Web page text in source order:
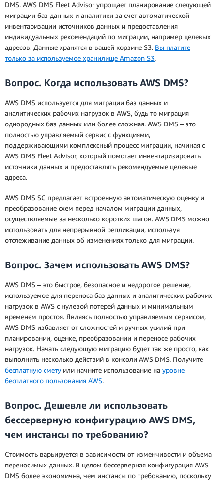
DMS. AWS DMS Fleet Advisor упрощает планирование следующей
миграции баз данных и аналитики за счет автоматической
инвентаризации источников данных и предоставления
индивидуальных рекомендаций по миграции, например целевых
адресов. Данные хранятся в вашей корзине S3. Вы платите
только за используемое хранилище Amazon S3.
Вопрос. Когда использовать AWS DMS?
AWS DMS используется для миграции баз данных и
аналитических рабочих нагрузок в AWS, будь то миграция
однородных баз данных или более сложная. AWS DMS – это
полностью управляемый сервис с функциями,
поддерживающими комплексный процесс миграции, начиная с
AWS DMS Fleet Advisor, который помогает инвентаризировать
источники данных и предоставлять рекомендуемые целевые
адреса.
AWS DMS SC предлагает встроенную автоматическую оценку и
преобразование схем перед началом миграции данных,
осуществляемые за несколько коротких шагов. AWS DMS можно
использовать для непрерывной репликации, используя
отслеживание данных об изменениях только для миграции.
Вопрос. Зачем использовать AWS DMS?
AWS DMS – это быстрое, безопасное и недорогое решение,
используемое для переноса баз данных и аналитических рабочих
нагрузок в AWS с нулевой потерей данных и минимальным
временем простоя. Являясь полностью управляемым сервисом,
AWS DMS избавляет от сложностей и ручных усилий при
планировании, оценке, преобразовании и переносе рабочих
нагрузок. Начать следующую миграцию будет так же просто, как
выполнить несколько действий в консоли AWS DMS. Получите
бесплатную смету или начните использование на уровне
бесплатного пользования AWS.
Вопрос. Дешевле ли использовать
бессерверную конфигурацию AWS DMS,
чем инстансы по требованию?
Стоимость варьируется в зависимости от изменчивости и объема
переносимых данных. В целом бессерверная конфигурация AWS
DMS более экономична, чем инстансы по требованию, поскольку